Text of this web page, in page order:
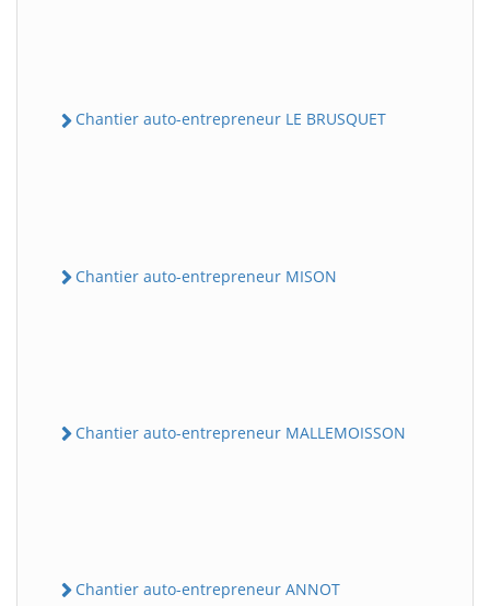
Chantier auto-entrepreneur LE BRUSQUET
Chantier auto-entrepreneur MISON
Chantier auto-entrepreneur MALLEMOISSON
Chantier auto-entrepreneur ANNOT